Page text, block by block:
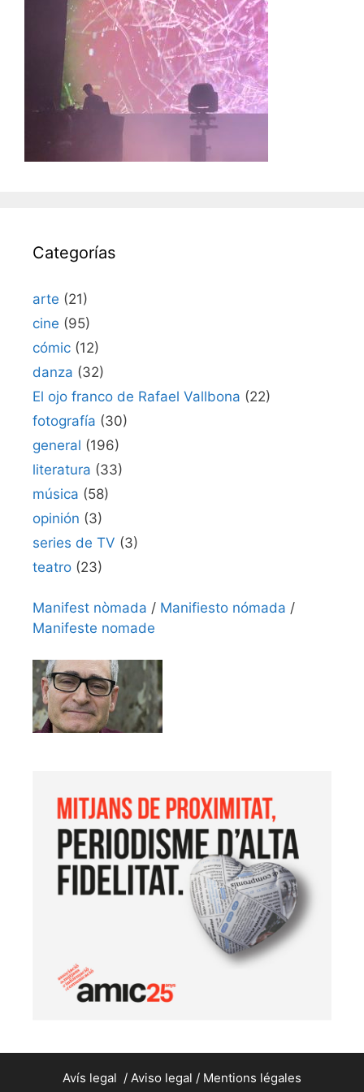
Categorías
arte (21)
cine (95)
cómic (12)
danza (32)
El ojo franco de Rafael Vallbona (22)
fotografía (30)
general (196)
literatura (33)
música (58)
opinión (3)
series de TV (3)
teatro (23)
Manifest nòmada / Manifiesto nómada /
Manifeste nomade
Avís legal / Aviso legal / Mentions légales